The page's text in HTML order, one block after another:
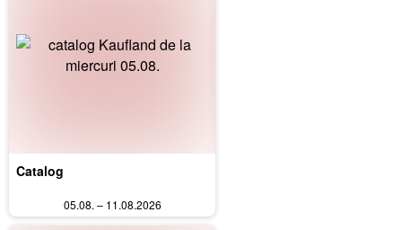
Catalog
05.08. – 11.08.2026